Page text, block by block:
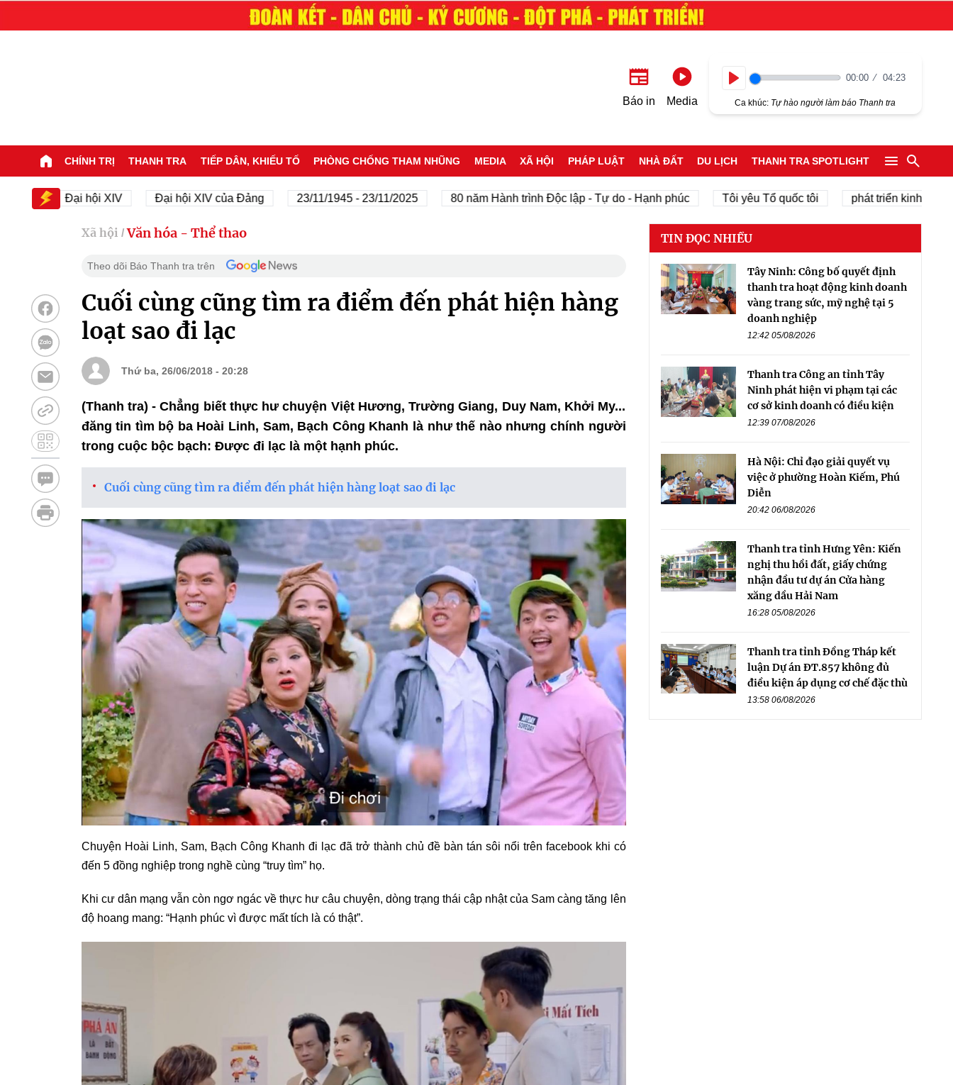
Báo in Media
00:00 04:23
Ca khúc: Tự hào người làm báo Thanh tra
CHÍNH TRỊ THANH TRA TIẾP DÂN, KHIẾU TỐ PHÒNG CHỐNG THAM NHŨNG MEDIA XÃ HỘI PHÁP LUẬT NHÀ ĐẤT DU LỊCH THANH TRA SPOTLIGHT
Đại hội XIV Đại hội XIV của Đảng 23/11/1945 - 23/11/2025 80 năm Hành trình Độc lập - Tự do - Hạnh phúc Tôi yêu Tổ quốc tôi phát triển kinh tế tư nhân
Xã hội / Văn hóa - Thể thao
Theo dõi Báo Thanh tra trên
Cuối cùng cũng tìm ra điểm đến phát hiện hàng
loạt sao đi lạc
Thứ ba, 26/06/2018 - 20:28
(Thanh tra) - Chẳng biết thực hư chuyện Việt Hương, Trường Giang, Duy Nam, Khởi My...
đăng tin tìm bộ ba Hoài Linh, Sam, Bạch Công Khanh là như thế nào nhưng chính người
trong cuộc bộc bạch: Được đi lạc là một hạnh phúc.
Cuối cùng cũng tìm ra điểm đến phát hiện hàng loạt sao đi lạc
Chuyện Hoài Linh, Sam, Bạch Công Khanh đi lạc đã trở thành chủ đề bàn tán sôi nổi trên facebook khi có
đến 5 đồng nghiệp trong nghề cùng “truy tìm” họ.
Khi cư dân mạng vẫn còn ngơ ngác về thực hư câu chuyện, dòng trạng thái cập nhật của Sam càng tăng lên
độ hoang mang: “Hạnh phúc vì được mất tích là có thật”.
TIN ĐỌC NHIỀU
Tây Ninh: Công bố quyết định
thanh tra hoạt động kinh doanh
vàng trang sức, mỹ nghệ tại 5
doanh nghiệp
12:42 05/08/2026
Thanh tra Công an tỉnh Tây
Ninh phát hiện vi phạm tại các
cơ sở kinh doanh có điều kiện
12:39 07/08/2026
Hà Nội: Chỉ đạo giải quyết vụ
việc ở phường Hoàn Kiếm, Phú
Diễn
20:42 06/08/2026
Thanh tra tỉnh Hưng Yên: Kiến
nghị thu hồi đất, giấy chứng
nhận đầu tư dự án Cửa hàng
xăng dầu Hải Nam
16:28 05/08/2026
Thanh tra tỉnh Đồng Tháp kết
luận Dự án ĐT.857 không đủ
điều kiện áp dụng cơ chế đặc thù
13:58 06/08/2026